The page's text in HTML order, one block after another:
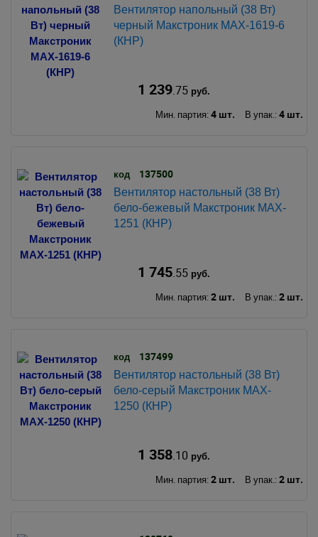
Вентилятор напольный (38 Вт)
черный Макстроник MAX-1619-6
(КНР)
1 239.75руб.
Мин. партия: 4 шт. В упак.: 4 шт.
код 137500
Вентилятор настольный (38 Вт)
бело-бежевый Макстроник MAX-
1251 (КНР)
1 745.55руб.
Мин. партия: 2 шт. В упак.: 2 шт.
код 137499
Вентилятор настольный (38 Вт)
бело-серый Макстроник MAX-
1250 (КНР)
1 358.10 руб.
Мин. партия: 2 шт. В упак.: 2 шт.